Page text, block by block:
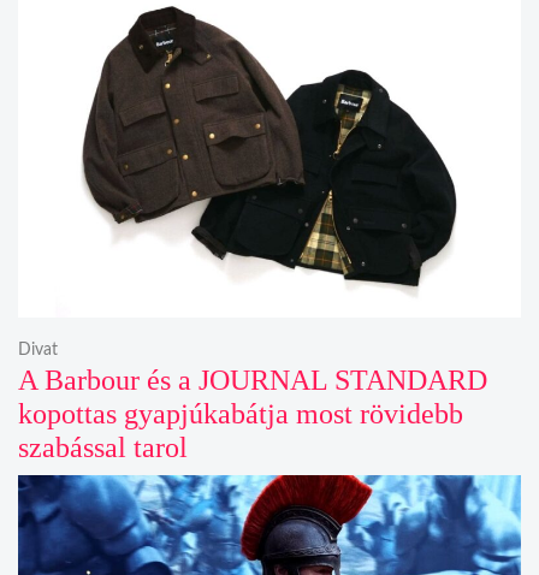
A Barbour és a JOURNAL STANDARD
kopottas gyapjúkabátja most rövidebb
szabással tarol
Divat